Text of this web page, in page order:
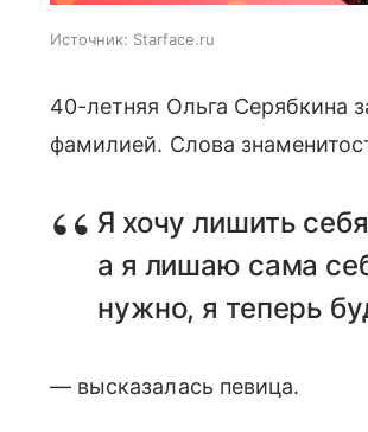
Источник: Starface.ru
40-летняя Ольга Серябкина
фамилией. Слова
Я хочу лишить
а я лишаю сама
нужно, я теперь
— высказалась певица.